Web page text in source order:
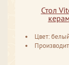
Стол
Цвет: белый